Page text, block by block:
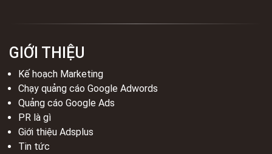
GIỚI THIỆU
Kế hoạch Marketing
Chạy quảng cáo Google Adwords
Quảng cáo Google Ads
PR là gì
Giới thiệu Adsplus
Tin tức